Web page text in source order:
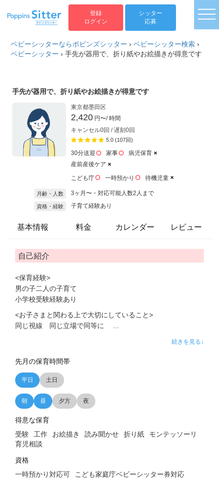
登録
ログイン
シッター
応募
ベビーシッターならポピンズシッター ›ベビーシッター検索 ›
ベビーシッター ›手先が器用で、折り紙やお絵描きが得意です
手先が器用で、折り紙やお絵描きが得意です
東京都墨田区
2,420 円〜/ 時間
キャンセル0回 / 遅刻0回
5.0 (107回)
30分送迎 家事
病児保育
産前産後ケア
こども庁
一時預かり 待機児童
月齢・人数 3ヶ月〜・対応可能人数2人まで
資格・経験 子育て経験あり
基本情報 料金 カレンダー レビュー
自己紹介
<保育経験>
男の子二人の子育て
小学校受験経験あり
<お子さまと関わる上で大切にしていること>
同じ視線 同じ立場で同等に ...
続きを見る↓
先月の保育時間帯
平日 土日
朝 昼 夕方 夜
得意な保育
受験 工作 お絵描き 読み聞かせ 折り紙
モンテッソーリ
育児相談
資格
一時預かり対応可 こども家庭庁ベビーシッター券対応